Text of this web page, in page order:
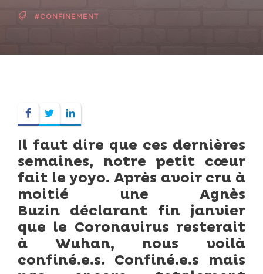
#CONFINEMENT
Il faut dire que ces dernières
semaines, notre petit cœur
fait le yoyo. Après avoir cru à
moitié une Agnès
Buzin déclarant fin janvier
que le Coronavirus resterait
à Wuhan, nous voilà
confiné.e.s. Confiné.e.s mais